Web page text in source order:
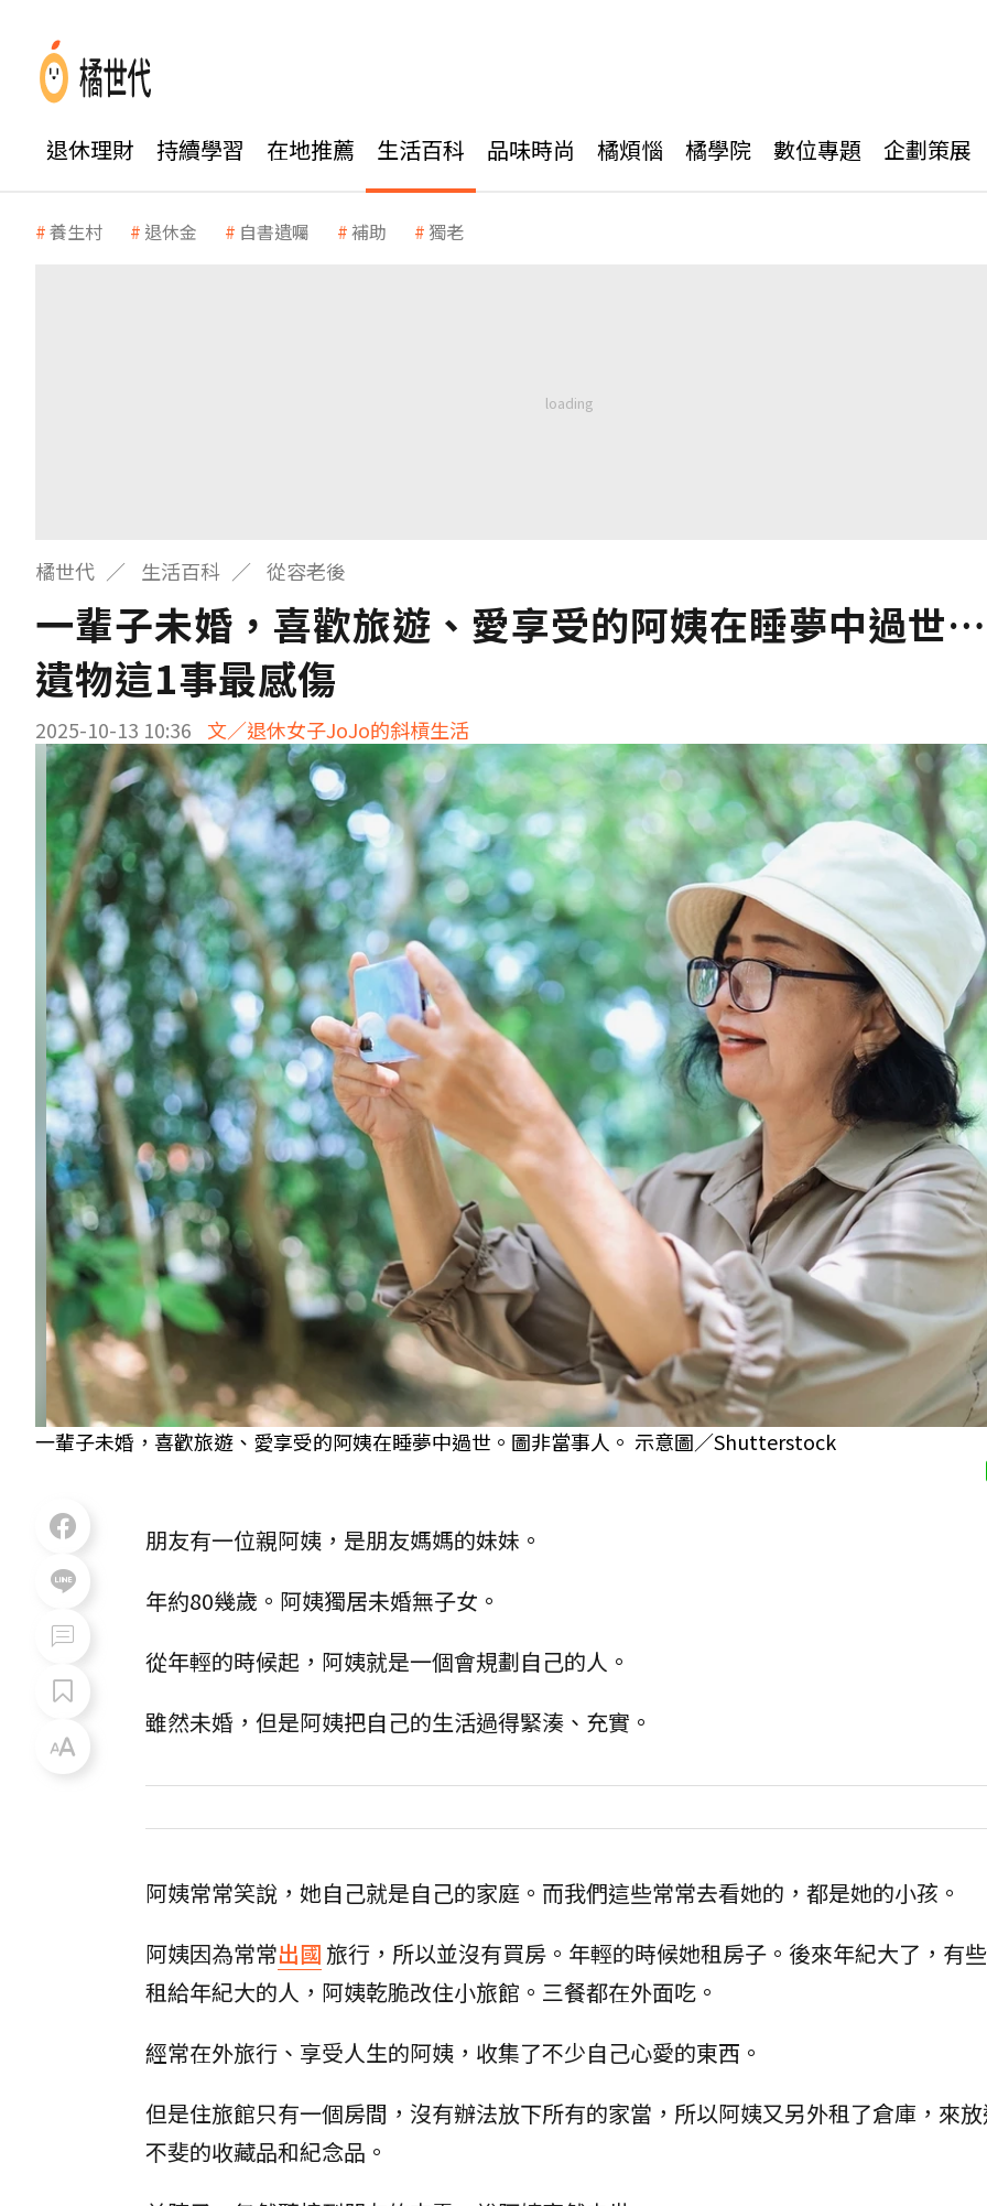
退休理財 持續學習 在地推薦 生活百科 品味時尚 橘煩惱 橘學院 數位專題 企劃策展
養生村 退休金 自書遺囑 補助 獨老
橘世代 生活百科 從容老後
一輩子未婚，喜歡旅遊、愛享受的阿姨在睡夢中過世
遺物這1事最感傷
2025-10-13 10:36 文／退休女子JoJo的斜槓生活
一輩子未婚，喜歡旅遊、愛享受的阿姨在睡夢中過世。圖非當事人。 示意圖／Shutterstock
朋友有一位親阿姨，是朋友媽媽的妹妹。
年約80幾歲。阿姨獨居未婚無子女。
從年輕的時候起，阿姨就是一個會規劃自己的人。
雖然未婚，但是阿姨把自己的生活過得緊湊、充實。
阿姨常常笑說，她自己就是自己的家庭。而我們這些常常去看她的，都是她的小孩。
阿姨因為常常出國 旅行，所以並沒有買房。年輕的時候她租房子。後來年紀大了，有
租給年紀大的人，阿姨乾脆改住小旅館。三餐都在外面吃。
經常在外旅行、享受人生的阿姨，收集了不少自己心愛的東西。
但是住旅館只有一個房間，沒有辦法放下所有的家當，所以阿姨又另外租了倉庫，來
不斐的收藏品和紀念品。